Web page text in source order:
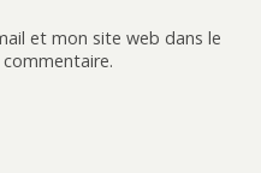
et mon site web dans le